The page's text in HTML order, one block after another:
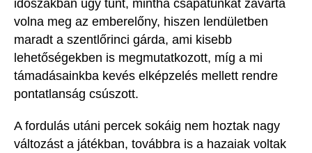
időszakban úgy tűnt, mintha csapatunkat zavarta
volna meg az emberelőny, hiszen lendületben
maradt a szentlőrinci gárda, ami kisebb
ehetőségekben is megmutatkozott, míg a mi
támadásainkba kevés elképzelés mellett rendre
pontatlanság csúszott.
A fordulás utáni percek sokáig nem hoztak nagy
változást a játékban, továbbra is a hazaiak voltak